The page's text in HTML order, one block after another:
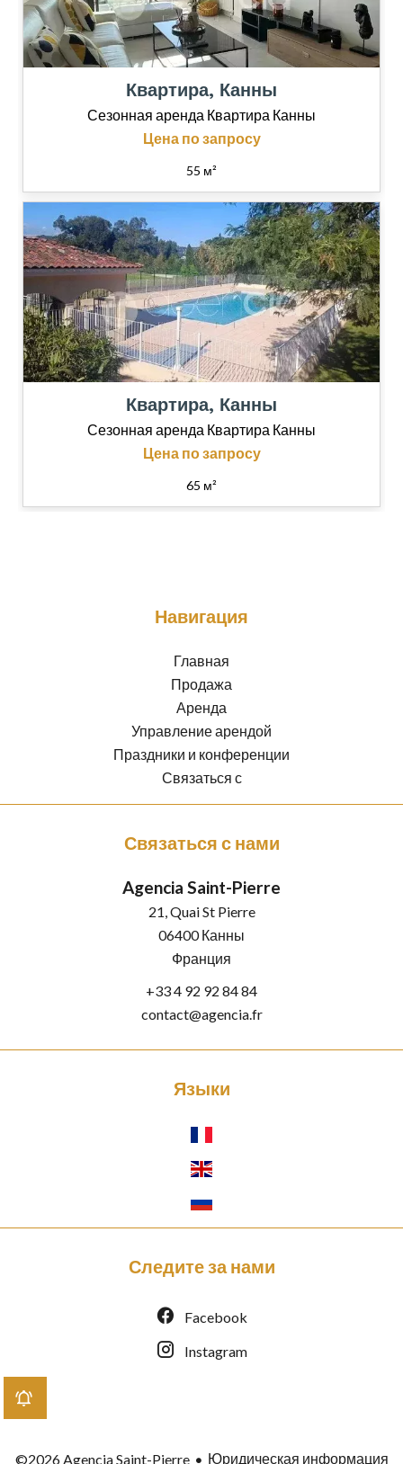
Квартира, Канны
Сезонная аренда Квартира Канны
Цена по запросу
55 м²
Квартира, Канны
Сезонная аренда Квартира Канны
Цена по запросу
65 м²
Навигация
Главная
Продажа
Аренда
Управление арендой
Праздники и конференции
Связаться с
Связаться с нами
Agencia Saint-Pierre
21, Quai St Pierre
06400Канны
Франция
+33 4 92 92 84 84
contact@agencia.fr
Языки
Следите за нами
Facebook
Instagram
©2026 Agencia Saint-Pierre Юридическая информация